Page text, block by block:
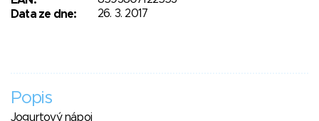
Data ze dne:
26. 3. 2017
Popis
Jogurtový nápoj